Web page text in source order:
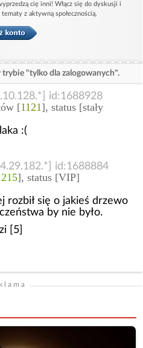
cię inni! Włącz się do dyskusji i
z aktywną społecznością.
trybie "tylko dla zalogowanych".
id:1688928
[1121], status [stały
:(
id:1688884
], status [VIP]
rozbił się o jakieś drzewo
by nie było.
[5]